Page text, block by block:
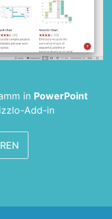
in PowerPoint
Add-in